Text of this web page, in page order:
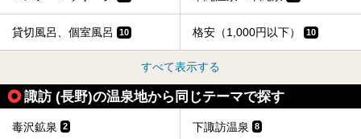
貸切風呂、個室風呂 10 格安（1,000円以下） 10
すべて表示する
諏訪 (長野)の温泉地から同じテーマで探す
毒沢鉱泉 2 下諏訪温泉 8